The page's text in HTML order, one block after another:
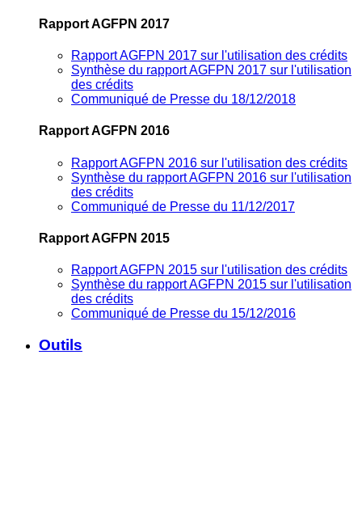
Rapport AGFPN 2017
Rapport AGFPN 2017 sur l'utilisation des crédits
Synthèse du rapport AGFPN 2017 sur l'utilisation
des crédits
Communiqué de Presse du 18/12/2018
Rapport AGFPN 2016
Rapport AGFPN 2016 sur l'utilisation des crédits
Synthèse du rapport AGFPN 2016 sur l'utilisation
des crédits
Communiqué de Presse du 11/12/2017
Rapport AGFPN 2015
Rapport AGFPN 2015 sur l'utilisation des crédits
Synthèse du rapport AGFPN 2015 sur l'utilisation
des crédits
Communiqué de Presse du 15/12/2016
Outils